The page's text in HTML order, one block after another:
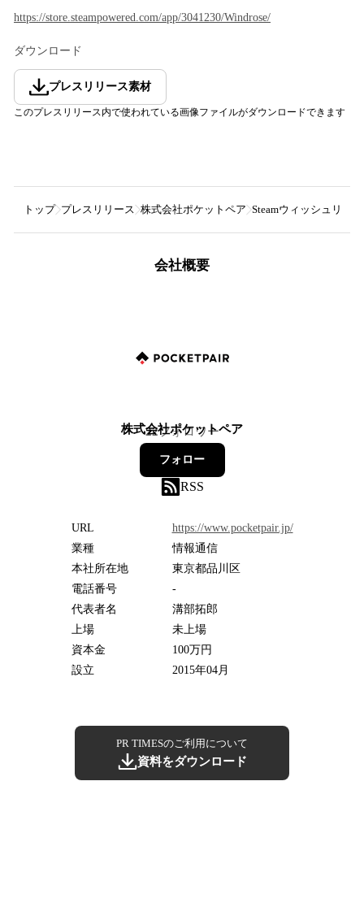
https://store.steampowered.com/app/3041230/Windrose/
ダウンロード
プレスリリース素材
このプレスリリース内で使われている画像ファイルがダウンロードできます
トップ プレスリリース 株式会社ポケットペア Steamウィッシュリス
会社概要
株式会社ポケットペア
22フォロワー
フォロー
RSS
URL
https://www.pocketpair.jp/
業種
情報通信
本社所在地
東京都品川区
電話番号
-
代表者名
溝部拓郎
上場
未上場
資本金
100万円
設立
2015年04月
PR TIMESのご利用について
資料をダウンロード